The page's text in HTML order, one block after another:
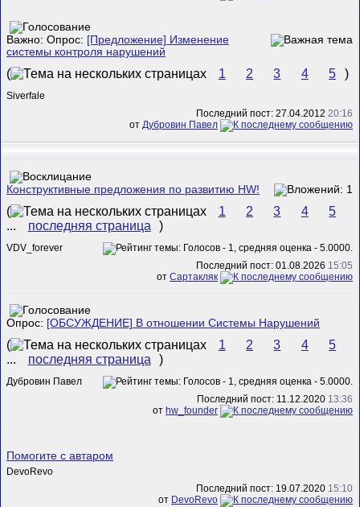
Важно: Опрос: [Предложение] Изменение
системы контроля нарушений
( 1 2 3 4 5 )
Siverfale
Последний пост: 27.04.2012 20:16
от Дубровин Павел
Конструктивные предложения по развитию HW!
( 1 2 3 4
5
...
последняя страница )
VDV_forever
Последний пост: 01.08.2026 15:05
от Сартакляк
Опрос: [ОБСУЖДЕНИЕ] В отношении Системы Нарушений
( 1 2 3 4
5
...
последняя страница )
Дубровин Павел
Последний пост: 11.12.2020 13:36
от hw_founder
Помогите с автаром
DevoRevo
Последний пост: 19.07.2020 15:10
от DevoRevo